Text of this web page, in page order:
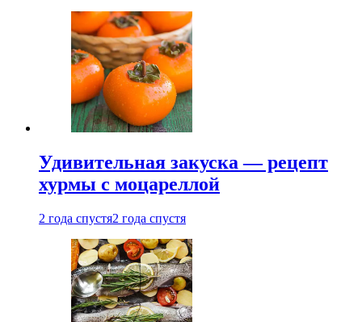
Удивительная закуска — рецепт
хурмы с моцареллой
2 года спустя2 года спустя